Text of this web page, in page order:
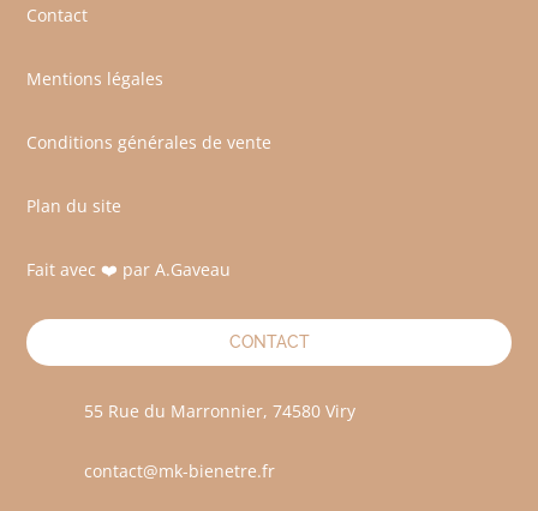
Contact
Mentions légales
Conditions générales de vente
Plan du site
Fait avec ❤️ par A.Gaveau
CONTACT
55 Rue du Marronnier, 74580 Viry
contact@mk-bienetre.fr